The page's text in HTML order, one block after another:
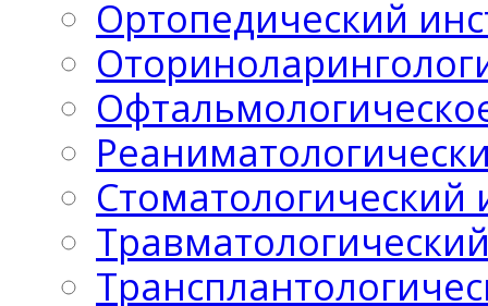
Ортопедический
Стоматологический